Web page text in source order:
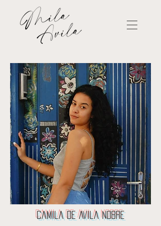
Camila de Avila Nobre